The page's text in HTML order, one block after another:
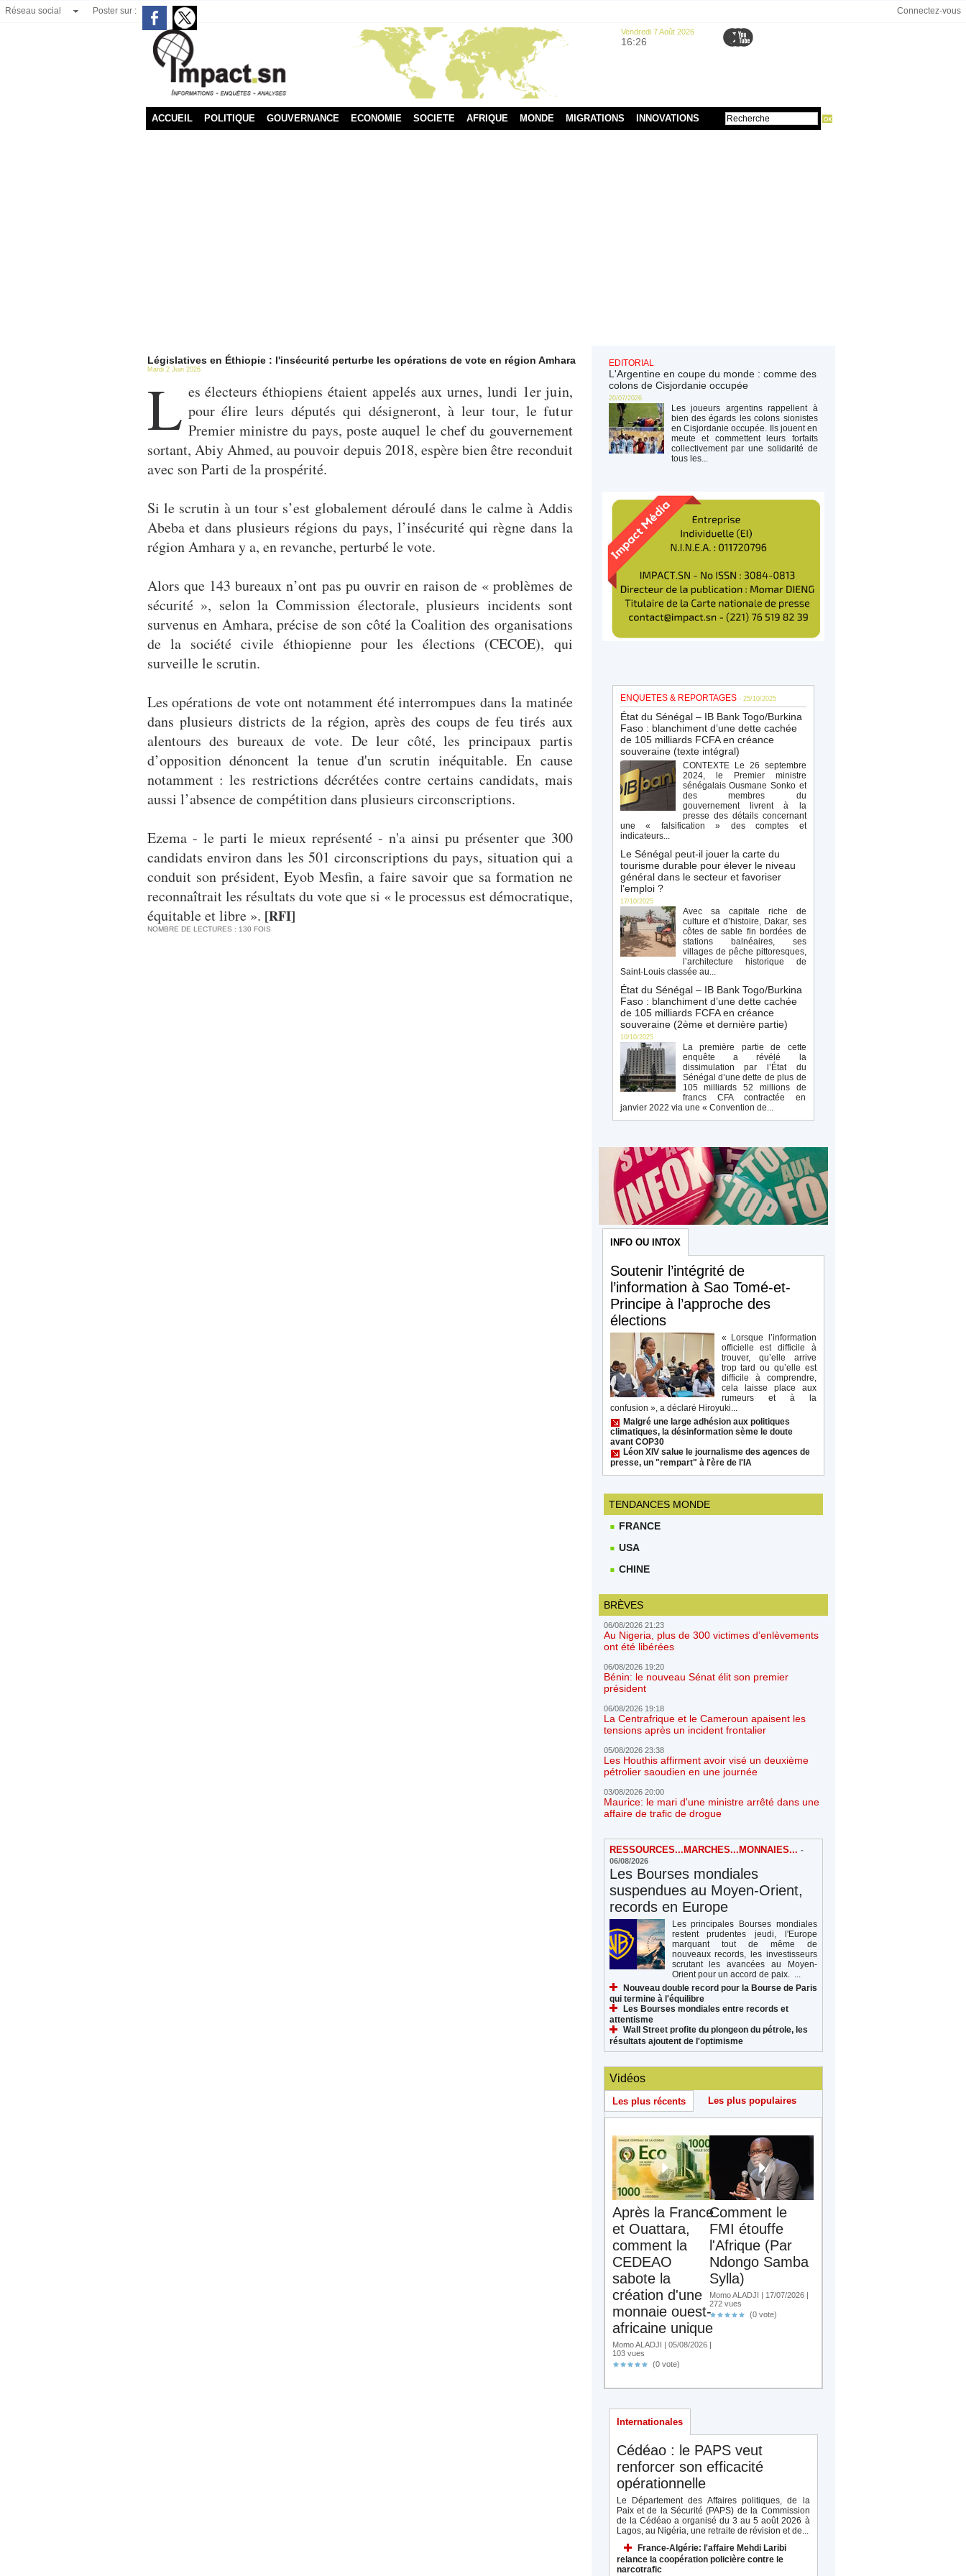
Réseau social Poster sur : Connectez-vous
Vendredi 7 Août 2026
16:26
ACCUEIL POLITIQUE GOUVERNANCE ECONOMIE SOCIETE AFRIQUE MONDE MIGRATIONS INNOVATIONS
Législatives en Éthiopie : l'insécurité perturbe les opérations de vote en région Amhara
Mardi 2 Juin 2026
L es électeurs éthiopiens étaient appelés aux urnes, lundi 1er juin,
pour élire leurs députés qui désigneront, à leur tour, le futur
Premier ministre du pays, poste auquel le chef du gouvernement
sortant, Abiy Ahmed, au pouvoir depuis 2018, espère bien être reconduit
avec son Parti de la prospérité.
Si le scrutin à un tour s’est globalement déroulé dans le calme à Addis
Abeba et dans plusieurs régions du pays, l’insécurité qui règne dans la
région Amhara y a, en revanche, perturbé le vote.
Alors que 143 bureaux n’ont pas pu ouvrir en raison de « problèmes de
sécurité », selon la Commission électorale, plusieurs incidents sont
survenus en Amhara, précise de son côté la Coalition des organisations
de la société civile éthiopienne pour les élections (CECOE), qui
surveille le scrutin.
Les opérations de vote ont notamment été interrompues dans la matinée
dans plusieurs districts de la région, après des coups de feu tirés aux
alentours des bureaux de vote. De leur côté, les principaux partis
d’opposition dénoncent la tenue d'un scrutin inéquitable. En cause
notamment : les restrictions décrétées contre certains candidats, mais
aussi l’absence de compétition dans plusieurs circonscriptions.
Ezema - le parti le mieux représenté - n'a ainsi pu présenter que 300
candidats environ dans les 501 circonscriptions du pays, situation qui a
conduit son président, Eyob Mesfin, a faire savoir que sa formation ne
reconnaîtrait les résultats du vote que si « le processus est démocratique,
équitable et libre ». [RFI]
NOMBRE DE LECTURES : 130 FOIS
EDITORIAL
L'Argentine en coupe du monde : comme des
colons de Cisjordanie occupée
20/07/2026
Les joueurs argentins rappellent à
bien des égards les colons sionistes
en Cisjordanie occupée. Ils jouent en
meute et commettent leurs forfaits
collectivement par une solidarité de
tous les...
ENQUETES & REPORTAGES - 25/10/2025
État du Sénégal – IB Bank Togo/Burkina
Faso : blanchiment d’une dette cachée
de 105 milliards FCFA en créance
souveraine (texte intégral)
CONTEXTE Le 26 septembre
2024, le Premier ministre
sénégalais Ousmane Sonko et
des membres du
gouvernement livrent à la
presse des détails concernant
une « falsification » des comptes et
indicateurs...
Le Sénégal peut-il jouer la carte du
tourisme durable pour élever le niveau
général dans le secteur et favoriser
l’emploi ?
17/10/2025
Avec sa capitale riche de
culture et d’histoire, Dakar, ses
côtes de sable fin bordées de
stations balnéaires, ses
villages de pêche pittoresques,
l’architecture historique de
Saint-Louis classée au...
État du Sénégal – IB Bank Togo/Burkina
Faso : blanchiment d’une dette cachée
de 105 milliards FCFA en créance
souveraine (2ème et dernière partie)
10/10/2025
La première partie de cette
enquête a révélé la
dissimulation par l’État du
Sénégal d’une dette de plus de
105 milliards 52 millions de
francs CFA contractée en
janvier 2022 via une « Convention de...
INFO OU INTOX
Soutenir l’intégrité de
l’information à Sao Tomé-et-
Principe à l’approche des
élections
« Lorsque l’information
officielle est difficile à
trouver, qu’elle arrive
trop tard ou qu’elle est
difficile à comprendre,
cela laisse place aux
rumeurs et à la
confusion », a déclaré Hiroyuki...
Malgré une large adhésion aux politiques
climatiques, la désinformation sème le doute
avant COP30
Léon XIV salue le journalisme des agences de
presse, un "rempart" à l'ère de l'IA
TENDANCES MONDE
FRANCE
USA
CHINE
BRÈVES
06/08/2026 21:23
Au Nigeria, plus de 300 victimes d’enlèvements
ont été libérées
06/08/2026 19:20
Bénin: le nouveau Sénat élit son premier
président
06/08/2026 19:18
La Centrafrique et le Cameroun apaisent les
tensions après un incident frontalier
05/08/2026 23:38
Les Houthis affirment avoir visé un deuxième
pétrolier saoudien en une journée
03/08/2026 20:00
Maurice: le mari d'une ministre arrêté dans une
affaire de trafic de drogue
RESSOURCES...MARCHES...MONNAIES... -
06/08/2026
Les Bourses mondiales
suspendues au Moyen-Orient,
records en Europe
Les principales Bourses mondiales
restent prudentes jeudi, l'Europe
marquant tout de même de
nouveaux records, les investisseurs
scrutant les avancées au Moyen-
Orient pour un accord de paix. ...
Nouveau double record pour la Bourse de Paris
qui termine à l'équilibre
Les Bourses mondiales entre records et
attentisme
Wall Street profite du plongeon du pétrole, les
résultats ajoutent de l'optimisme
Vidéos
Les plus récents Les plus populaires
Après la France
et Ouattara,
comment la
CEDEAO
sabote la
création d'une
monnaie ouest-
africaine unique
Momo ALADJI | 05/08/2026 |
103 vues
(0 vote)
Comment le
FMI étouffe
l'Afrique (Par
Ndongo Samba
Sylla)
Momo ALADJI | 17/07/2026 |
272 vues
(0 vote)
Internationales
Cédéao : le PAPS veut
renforcer son efficacité
opérationnelle
Le Département des Affaires politiques, de la
Paix et de la Sécurité (PAPS) de la Commission
de la Cédéao a organisé du 3 au 5 août 2026 à
Lagos, au Nigéria, une retraite de révision et de...
France-Algérie: l'affaire Mehdi Laribi
relance la coopération policière contre le
narcotrafic